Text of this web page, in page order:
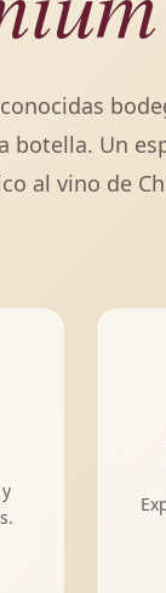
botella. Un
al vino de